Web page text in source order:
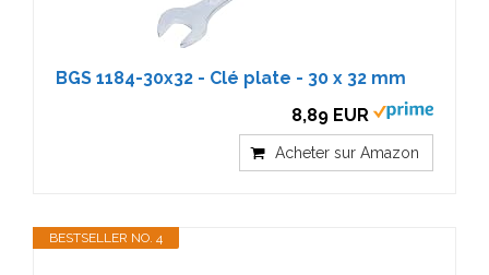
BGS 1184-30x32 - Clé plate - 30 x 32 mm
8,89 EUR
Acheter sur Amazon
BESTSELLER NO. 4